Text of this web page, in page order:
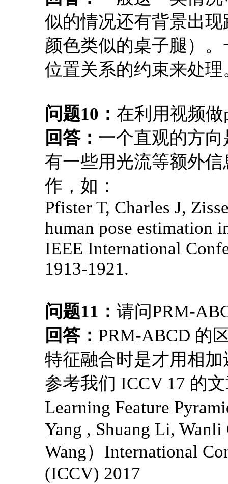
似的情况还有背景出
颜色类似的桌子腿）
位置关系的约束来处理
问题10： 在利用视频做
回答： 一个直观的方
有一些用光流等额外
作，如：
Pfister T, Charles J,
human pose estimation
IEEE International
1913-1921.
问题11： 请问PRM-
回答： PRM-ABCD 的
特征融合时是才用相
参考我们 ICCV 17 的
Learning Feature
Yang , Shuang Li,
Wang）International
(ICCV) 2017